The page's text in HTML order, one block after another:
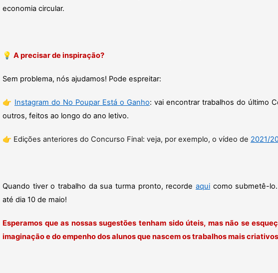
economia circular.
💡 A precisar de inspiração?
Sem problema, nós ajudamos! Pode espreitar:
👉 Instagram do No Poupar Está o Ganho: vai encontrar trabalhos do último
outros, feitos ao longo do ano letivo.
👉 Edições anteriores do Concurso Final: veja, por exemplo, o vídeo de 2021/
Quando tiver o trabalho da sua turma pronto, recorde aqui como submetê-
até dia 10 de maio!
Esperamos que as nossas sugestões tenham sido úteis, mas não se
imaginação e do empenho dos alunos que nascem os trabalhos mais